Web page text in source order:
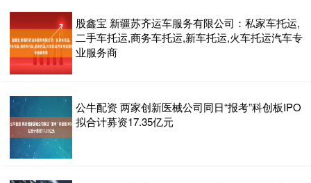
股鑫宝 新疆苏齐运车服务有限公司：私家车托运,
二手车托运,商务车托运,新车托运,火车托运汽车专
业服务商
公牛配资 两家创新医械公司同日“报考”科创板IPO
拟合计募资17.35亿元